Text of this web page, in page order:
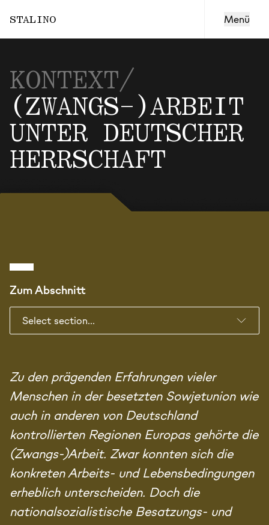
STALINO Menü
KONTEXT/
(ZWANGS-)ARBEIT
UNTER DEUTSCHER
HERRSCHAFT
Zum Abschnitt
Zu den prägenden Erfahrungen vieler
Menschen in der besetzten Sowjetunion wie
auch in anderen von Deutschland
kontrollierten Regionen Europas gehörte die
(Zwangs-)Arbeit. Zwar konnten sich die
konkreten Arbeits- und Lebensbedingungen
erheblich unterscheiden. Doch die
nationalsozialistische Besatzungs- und